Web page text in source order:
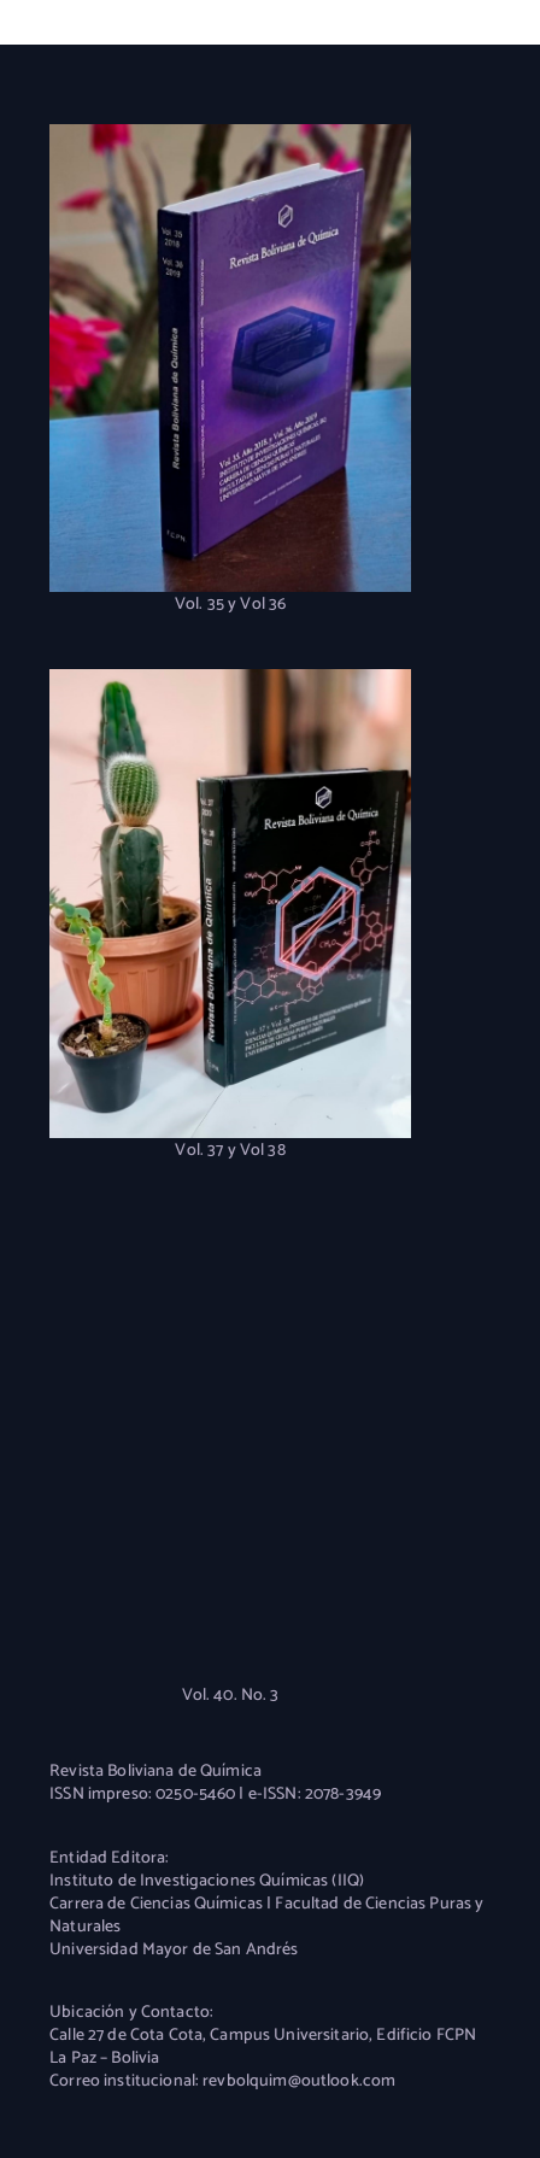
Vol. 35 y Vol 36
Vol. 37 y Vol 38
Vol. 40. No. 3
Revista Boliviana de Química
ISSN impreso: 0250-5460 | e-ISSN: 2078-3949
Entidad Editora:
Instituto de Investigaciones Químicas (IIQ)
Carrera de Ciencias Químicas | Facultad de Ciencias Puras y
Naturales
Universidad Mayor de San Andrés
Ubicación y Contacto:
Calle 27 de Cota Cota, Campus Universitario, Edificio FCPN
La Paz – Bolivia
Correo institucional: revbolquim@outlook.com